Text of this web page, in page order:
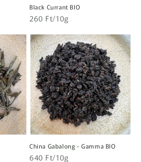
Black Currant BIO
Normál
Egységár
260 Ft/10g
China Gabalong - Gamma BIO
Normál
Egységár
640 Ft/10g